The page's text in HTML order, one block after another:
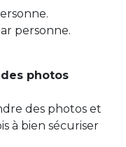
personne.
photos
des photos et
à bien sécuriser